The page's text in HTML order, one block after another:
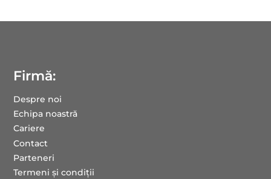
Firmă:
Despre noi
Echipa noastră
Cariere
Contact
Parteneri
Termeni și condiții